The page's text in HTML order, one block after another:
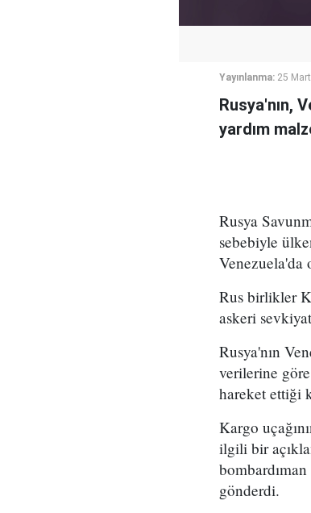
Yayınlanma: 25
Rusya'nın,
yardım
Rusya
sebebiyle
Venezuela'da
Rus birlikler
askeri
Rusya'nın
verilerine
hareket ettiği
Kargo
ilgili bir
gönderdi.